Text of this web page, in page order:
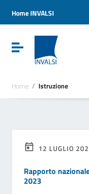
Vai al menu di
Vai al footer
Home INVALSI
Attiva / disattiva la
Home / Istruzione
12 LUGLIO
Rapporto
2023